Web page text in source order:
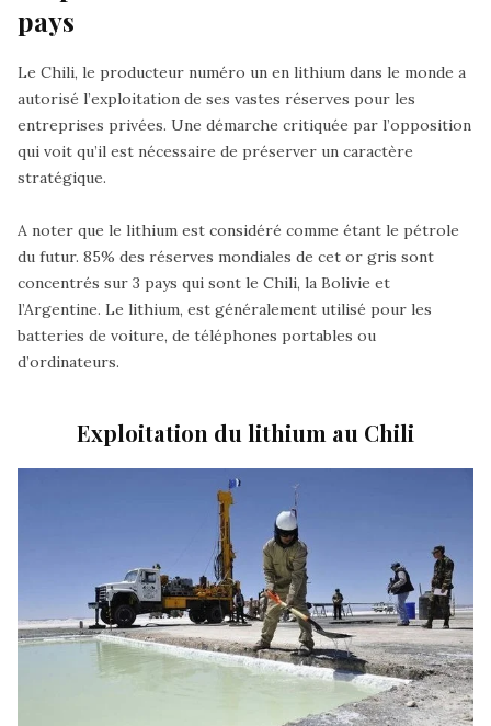
pays
Le Chili, le producteur numéro un en lithium dans le monde a
autorisé l’exploitation de ses vastes réserves pour les
entreprises privées. Une démarche critiquée par l’opposition
qui voit qu’il est nécessaire de préserver un caractère
stratégique.
A noter que le lithium est considéré comme étant le pétrole
du futur. 85% des réserves mondiales de cet or gris sont
concentrés sur 3 pays qui sont le Chili, la Bolivie et
l’Argentine. Le lithium, est généralement utilisé pour les
batteries de voiture, de téléphones portables ou
d’ordinateurs.
Exploitation du lithium au Chili